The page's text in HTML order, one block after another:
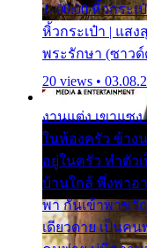
1. 00:00 หิ้วกระเ
หิ้วกระเป๋า | แสง
พระรักษา (ซาว
20 views •
งานแต่ง เขาแซ
ในห้องครัว ข้าง
อยู่ในครัว ทำตัว
บ้านใกล้ พึ่งพาอ
พา กันเข้าพาขวั
เดียวดาย เป็นคน